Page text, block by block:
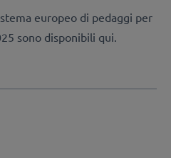
europeo di pedaggi per
sono disponibili qui.